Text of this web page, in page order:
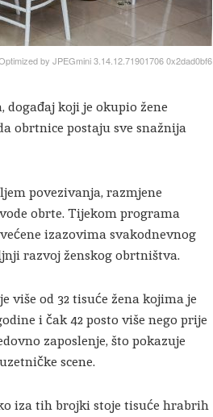
by JPEGmini 3.14.12.71901706 0x2dad0bf6
koji je okupio žene
obrtnice postaju sve snažnija
povezivanja, razmjene
obrte. Tijekom programa
izazovima svakodnevnog
razvoj ženskog obrtništva.
više od 32 tisuće žena kojima je
i čak 42 posto više nego prije
zaposlenje, što pokazuje
scene.
iza tih brojki stoje tisuće hrabrih